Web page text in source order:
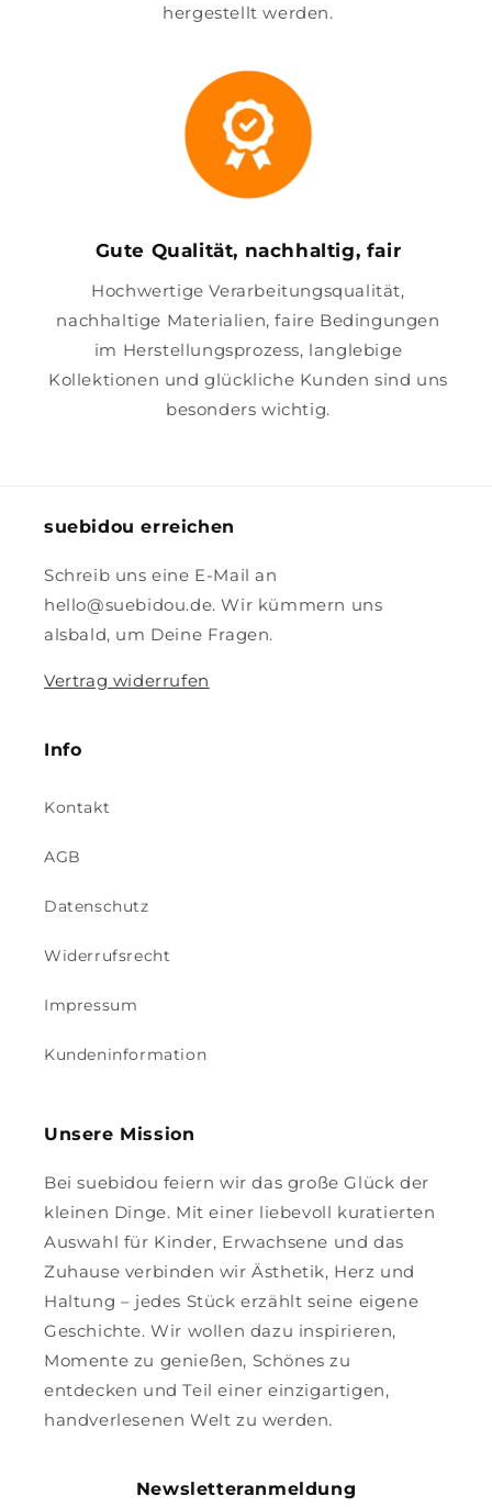
hergestellt werden.
Gute Qualität, nachhaltig, fair
Hochwertige Verarbeitungsqualität,
nachhaltige Materialien, faire Bedingungen
im Herstellungsprozess, langlebige
Kollektionen und glückliche Kunden sind uns
besonders wichtig.
suebidou erreichen
Schreib uns eine E-Mail an
hello@suebidou.de. Wir kümmern uns
alsbald, um Deine Fragen.
Vertrag widerrufen
Info
Kontakt
AGB
Datenschutz
Widerrufsrecht
Impressum
Kundeninformation
Unsere Mission
Bei suebidou feiern wir das große Glück der
kleinen Dinge. Mit einer liebevoll kuratierten
Auswahl für Kinder, Erwachsene und das
Zuhause verbinden wir Ästhetik, Herz und
Haltung – jedes Stück erzählt seine eigene
Geschichte. Wir wollen dazu inspirieren,
Momente zu genießen, Schönes zu
entdecken und Teil einer einzigartigen,
handverlesenen Welt zu werden.
Newsletteranmeldung